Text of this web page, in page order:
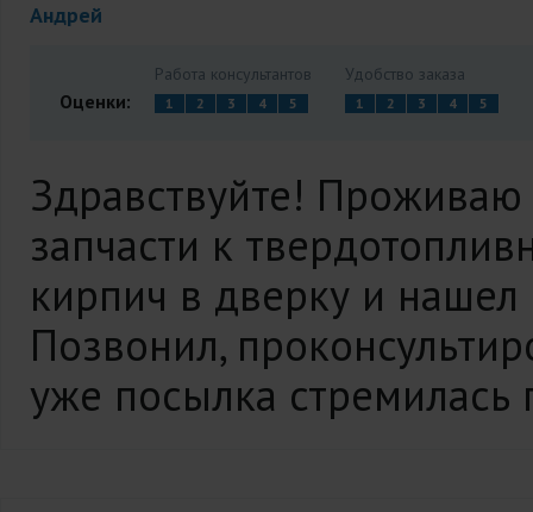
Андрей
Оценки:
Работа консультантов
1 2 3 4 5
Удобство заказа
1 2 3 4 5
Здравствуйте! Проживаю
запчасти к
кирпич в дверку и
Позвонил,
уже посылка стремилась